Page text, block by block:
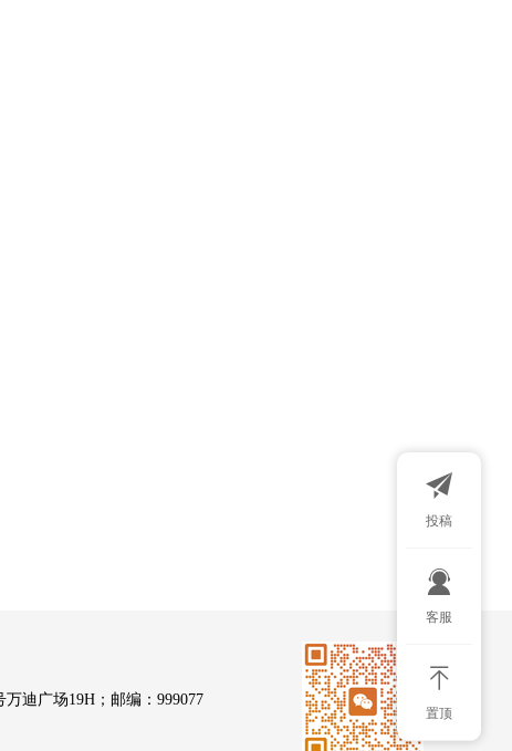
迪广场19H；邮编：999077
投稿
客服
置顶